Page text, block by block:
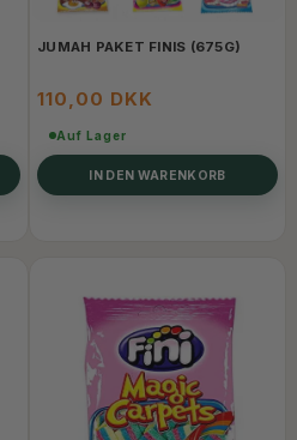
JUMAH PAKET FINIS (675G)
110,00 DKK
Auf Lager
IN DEN WARENKORB